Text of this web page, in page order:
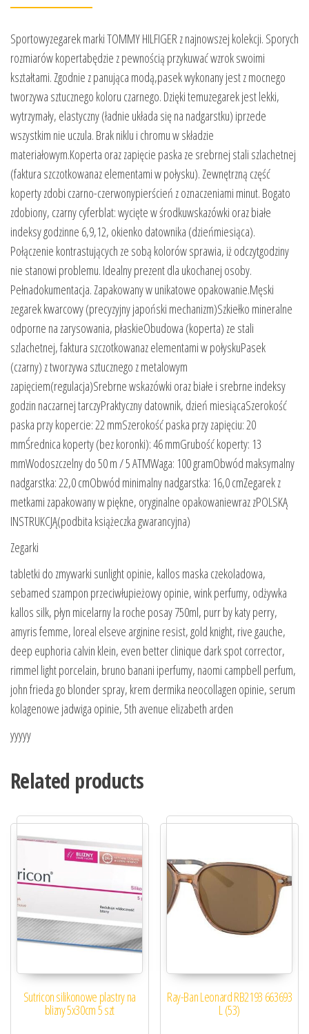
Sportowyzegarek marki TOMMY HILFIGER z najnowszej kolekcji. Sporych
rozmiarów kopertabędzie z pewnością przykuwać wzrok swoimi
kształtami. Zgodnie z panująca modą,pasek wykonany jest z mocnego
tworzywa sztucznego koloru czarnego. Dzięki temuzegarek jest lekki,
wytrzymały, elastyczny (ładnie układa się na nadgarstku) iprzede
wszystkim nie uczula. Brak niklu i chromu w składzie
materiałowym.Koperta oraz zapięcie paska ze srebrnej stali szlachetnej
(faktura szczotkowanaz elementami w połysku). Zewnętrzną część
koperty zdobi czarno-czerwonypierścień z oznaczeniami minut. Bogato
zdobiony, czarny cyferblat: wycięte w środkuwskazówki oraz białe
indeksy godzinne 6,9,12, okienko datownika (dzieńmiesiąca).
Połączenie kontrastujących ze sobą kolorów sprawia, iż odczytgodziny
nie stanowi problemu. Idealny prezent dla ukochanej osoby.
Pełnadokumentacja. Zapakowany w unikatowe opakowanie.Męski
zegarek kwarcowy (precyzyjny japoński mechanizm)Szkiełko mineralne
odporne na zarysowania, płaskieObudowa (koperta) ze stali
szlachetnej, faktura szczotkowanaz elementami w połyskuPasek
(czarny) z tworzywa sztucznego z metalowym
zapięciem(regulacja)Srebrne wskazówki oraz białe i srebrne indeksy
godzin naczarnej tarczyPraktyczny datownik, dzień miesiącaSzerokość
paska przy kopercie: 22 mmSzerokość paska przy zapięciu: 20
mmŚrednica koperty (bez koronki): 46 mmGrubość koperty: 13
mmWodoszczelny do 50 m / 5 ATMWaga: 100 gramObwód maksymalny
nadgarstka: 22,0 cmObwód minimalny nadgarstka: 16,0 cmZegarek z
metkami zapakowany w piękne, oryginalne opakowaniewraz zPOLSKĄ
INSTRUKCJĄ(podbita książeczka gwarancyjna)
Zegarki
tabletki do zmywarki sunlight opinie, kallos maska czekoladowa,
sebamed szampon przeciwłupieżowy opinie, wink perfumy, odżywka
kallos silk, płyn micelarny la roche posay 750ml, purr by katy perry,
amyris femme, loreal elseve arginine resist, gold knight, rive gauche,
deep euphoria calvin klein, even better clinique dark spot corrector,
rimmel light porcelain, bruno banani iperfumy, naomi campbell perfum,
john frieda go blonder spray, krem dermika neocollagen opinie, serum
kolagenowe jadwiga opinie, 5th avenue elizabeth arden
yyyyy
Related products
Sutricon silikonowe plastry na
blizny 5x30cm 5 szt
Ray-Ban Leonard RB2193 663693
L (53)